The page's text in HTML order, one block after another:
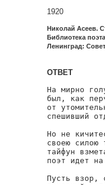
1920
Николай Асеев.
Библиотека
Ленинград:
ОТВЕТ
На мирно
был, как
от
спешивший
Но не
своею силою
тайфун
поэт идет
Пусть взор,